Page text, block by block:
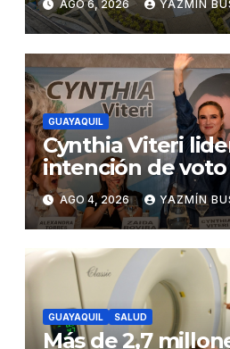
seguridad
AGO 6, 2026 YAZMÍN
GUAYAQUIL
Cynthia Viteri
intención de
Andrés
un destacado
según AtlasIntel
AGO 4, 2026 YAZMÍN
GUAYAQUIL SALUD
Más de 2,7